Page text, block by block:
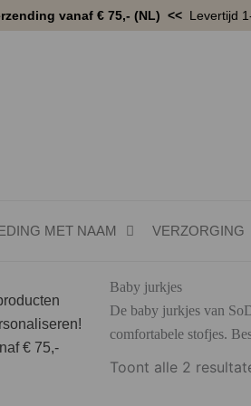
vanaf € 75,- (NL) <<Levertijd
MET NAAM VERZORGING
€ 75,-
Baby jurkjes
De baby jurkjes van
comfortabele stofjes.
Toont alle 2